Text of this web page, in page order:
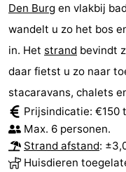
Zee
Vlijt
Hoeve
Holland
-
Land
en
Zeezicht
Strandhuys
-
Strandplevier
Bed
Den Burg en vlakbij
wandelt u zo het bos
in. Het strand bevindt
daar fietst u zo naar
stacaravans, chalets
Prijsindicatie: €150
Max. 6 personen.
Strand afstand:
Huisdieren